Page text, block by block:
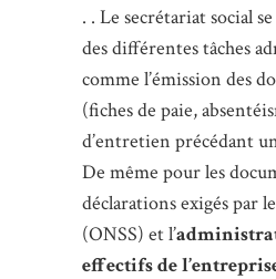
. . Le secrétariat social
des différentes tâches
comme l’émission des
(fiches de paie,
d’entretien précédant
De même pour les
déclarations exigés par
(ONSS) et l’
effectifs de